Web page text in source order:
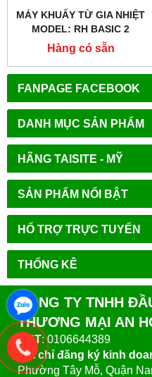
FANPAGE FACEBOOK
DANH MỤC SẢN PHẨM
HÃNG TAISITE - MỸ
SẢN PHẨM NỔI BẬT
HỔ TRỢ TRỰC TUYẾN
THỐNG KÊ
MÁY KHUẤY TỪ GIA NHIỆT
MODEL: RH BASIC 2
Hàng có sẵn
CÔNG TY TNHH
THƯƠNG MẠI AN
MST: 0106644389
Địa chỉ đăng ký kinh
Phường Tây Mỗ, Quận